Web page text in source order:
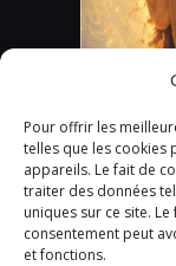
Pour offrir les
telles que les cookies
appareils. Le fait de
traiter des données
uniques sur ce site.
consentement peut
et fonctions.